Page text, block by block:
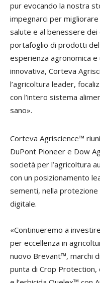
pur evocando la nostra
impegnarci per
salute e al benessere dei
portafoglio di prodotti
esperienza agronomica e
innovativa, Corteva
l’agricoltura leader,
con l’intero sistema
sano».
Corteva Agriscience™
DuPont Pioneer e Dow
società per l’agricoltura
con un posizionamento
sementi, nella protezione
digitale.
«Continueremo a
per eccellenza in
nuovo Brevant™, marchi
punta di Crop Protection,